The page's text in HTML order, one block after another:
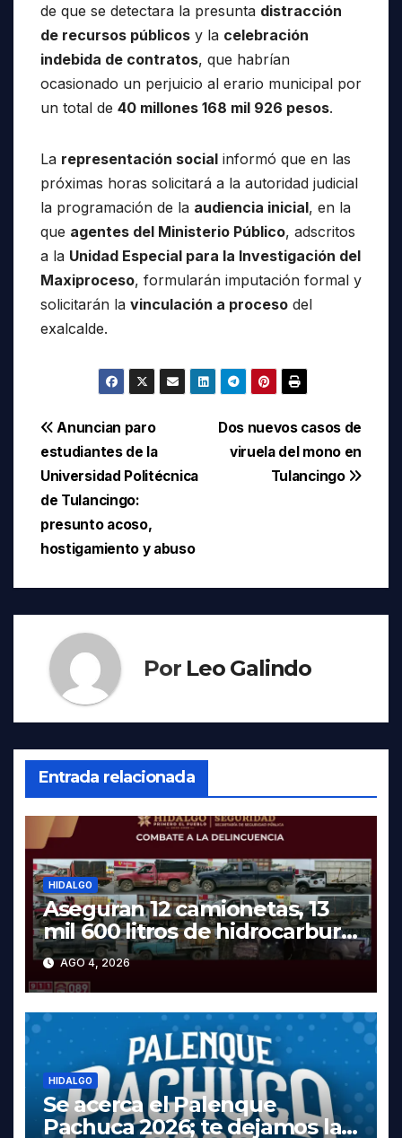
de que se detectara la presunta distracción
de recursos públicos y la celebración
indebida de contratos, que habrían
ocasionado un perjuicio al erario municipal por
un total de 40 millones 168 mil 926 pesos.
La representación social informó que en las
próximas horas solicitará a la autoridad judicial
la programación de la audiencia inicial, en la
que agentes del Ministerio Público, adscritos
a la Unidad Especial para la Investigación del
Maxiproceso, formularán imputación formal y
solicitarán la vinculación a proceso del
exalcalde.
Navegación
de
entradas
Dos nuevos casos de
viruela del mono en
Tulancingo
Anuncian paro
estudiantes de la
Universidad Politécnica
de Tulancingo:
presunto acoso,
hostigamiento y abuso
Por Leo Galindo
Entrada relacionada
HIDALGO
Aseguran 12 camionetas, 13
mil 600 litros de hidrocarburo
y dos vehículos robados en
Tula
AGO 4, 2026
HIDALGO
Se acerca el Palenque
Pachuca 2026; te dejamos la